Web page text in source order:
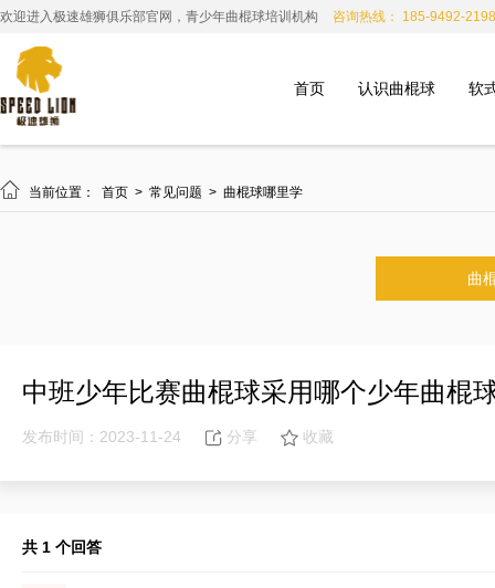
欢迎进入极速雄狮俱乐部官网，青少年曲棍球培训机构 咨询热线： 185-9492-2198
首页 认识曲棍球 软
 当前位置： 首页 > 常见问题 > 曲棍球哪里学
曲
中班少年比赛曲棍球采用哪个少年曲棍
发布时间：2023-11-24 分享 收藏
共 1 个回答